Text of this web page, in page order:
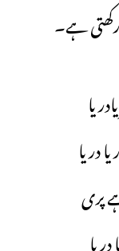
ہے۔
دریا
پری